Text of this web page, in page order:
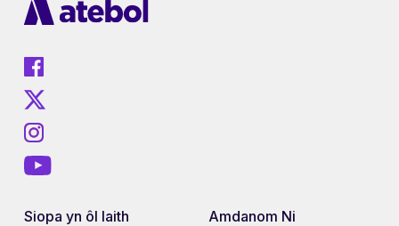
Siopa yn ôl Iaith Amdanom Ni